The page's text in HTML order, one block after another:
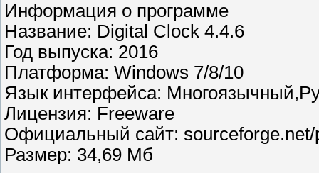
Информация о программе
Название: Digital Clock 4.4.6
Год выпуска: 2016
Платформа: Windows 7/8/10
Язык интерфейса:
Лицензия: Freeware
Официальный сайт: sourceforge.net/
Размер: 34,69 Мб